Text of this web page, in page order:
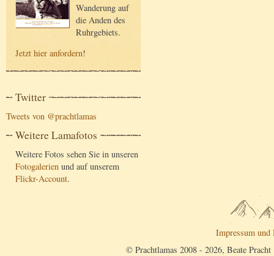
Wanderung auf
die Anden des
Ruhrgebiets.
Jetzt hier anfordern!
Twitter
Tweets von @prachtlamas
Weitere Lamafotos
Weitere Fotos sehen Sie in unseren
Fotogalerien und auf unserem
Flickr-Account.
Impressum und
© Prachtlamas 2008 - 2026, Beate Pracht